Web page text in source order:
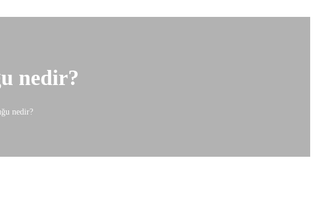
nedir?
nedir?